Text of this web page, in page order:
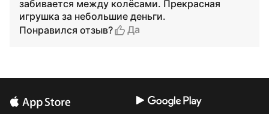
забивается между колёсами. Прекрасная
игрушка за небольшие деньги.
Понравился отзыв?
Да